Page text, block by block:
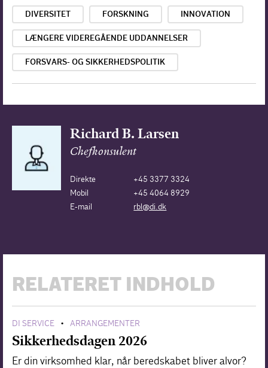
DIVERSITET FORSKNING INNOVATION
LÆNGERE VIDEREGÅENDE UDDANNELSER
FORSVARS- OG SIKKERHEDSPOLITIK
Richard B. Larsen
Chefkonsulent
Direkte
+45 3377 3324
Mobil
+45 4064 8929
E-mail
rbl@di.dk
RELATERET INDHOLD
DI SERVICE • ARRANGEMENTER
Sikkerhedsdagen 2026
Er din virksomhed klar, når beredskabet bliver alvor?